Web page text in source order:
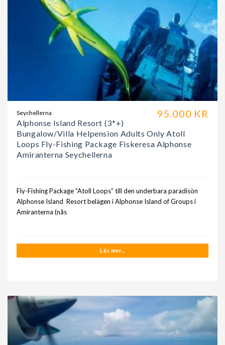
95.000 KR
Seychellerna
Alphonse Island Resort (3*+)
Bungalow/Villa Helpension Adults Only Atoll
Loops Fly-Fishing Package Fiskeresa Alphonse
Amiranterna Seychellerna
Fly-Fishing Package ”Atoll Loops” till den underbara paradisön
Alphonse Island Resort belägen i Alphonse Island of Groups i
Amiranterna (nås
Läs mer...